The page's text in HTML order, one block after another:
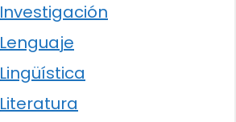
Investigación
Lenguaje
Lingüística
Literatura